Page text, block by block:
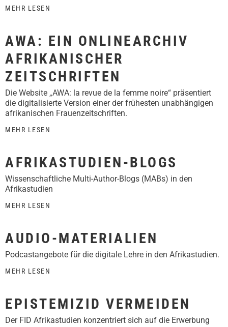
MEHR LESEN
AWA: EIN ONLINEARCHIV
AFRIKANISCHER
ZEITSCHRIFTEN
Die Website „AWA: la revue de la femme noire“ präsentiert
die digitalisierte Version einer der frühesten unabhängigen
afrikanischen Frauenzeitschriften.
MEHR LESEN
AFRIKASTUDIEN-BLOGS
Wissenschaftliche Multi-Author-Blogs (MABs) in den
Afrikastudien
MEHR LESEN
AUDIO-MATERIALIEN
Podcastangebote für die digitale Lehre in den Afrikastudien.
MEHR LESEN
EPISTEMIZID VERMEIDEN
Der FID Afrikastudien konzentriert sich auf die Erwerbung